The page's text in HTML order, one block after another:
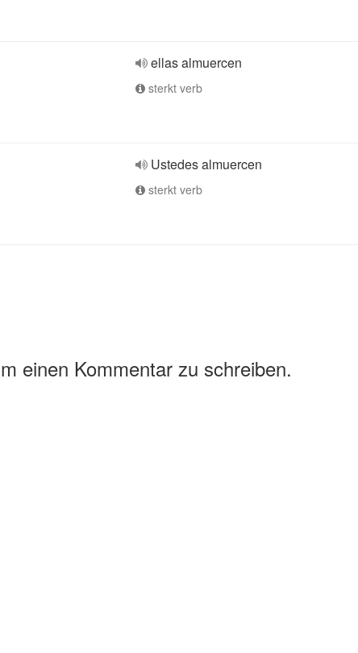
ellas almuercen
sterkt verb
Ustedes almuercen
sterkt verb
einen Kommentar zu schreiben.